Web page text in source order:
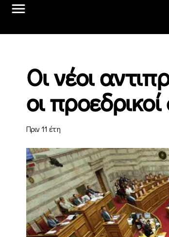
Οι νέοι
οι
Πριν 11 έτη